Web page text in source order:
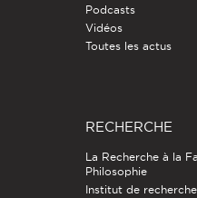
Podcasts
Vidéos
Toutes les actus
RECHERCHE
La Recherche à la
Philosophie
Institut de